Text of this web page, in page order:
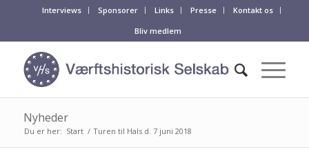
Interviews Sponsorer Links Presse
Kontakt os
Bliv medlem
Nyheder
Du er her: Start / Turen til Hals d. 7 juni 2018